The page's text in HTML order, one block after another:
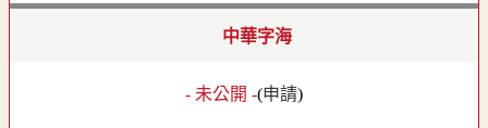
中華字海
- 未公開 -(申請)